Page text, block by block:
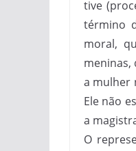
tive
término
moral,
meninas,
a mulher
Ele não
a
O